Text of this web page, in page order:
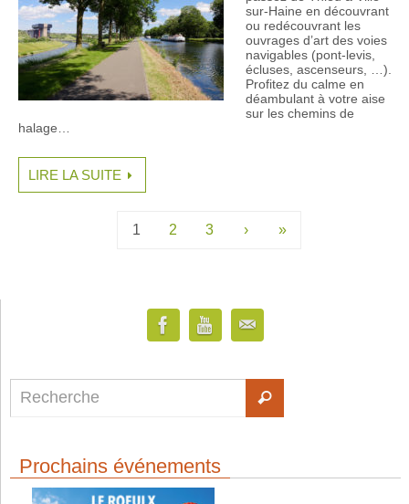
sur-Haine en découvrant
ou redécouvrant les
ouvrages d’art des voies
navigables (pont-levis,
écluses, ascenseurs, …).
Profitez du calme en
déambulant à votre aise
sur les chemins de
halage…
LIRE LA SUITE
1 2 3 › »
Prochains événements